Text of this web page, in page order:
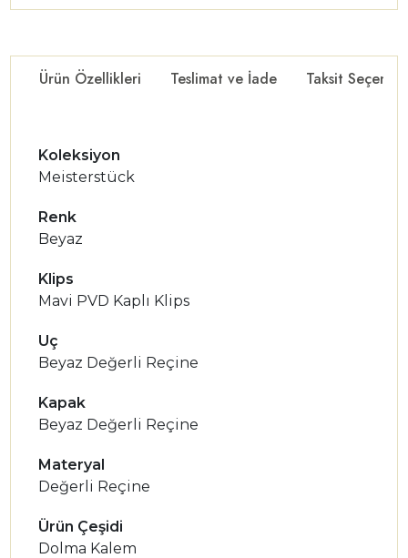
Ürün Özellikleri Teslimat ve İade Taksit
Koleksiyon
Meisterstück
Renk
Beyaz
Klips
Mavi PVD Kaplı Klips
Uç
Beyaz Değerli Reçine
Kapak
Beyaz Değerli Reçine
Materyal
Değerli Reçine
Ürün Çeşidi
Dolma Kalem